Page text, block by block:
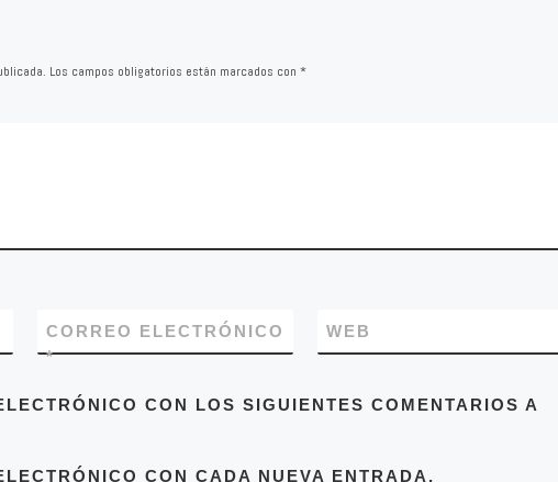
Los campos obligatorios están marcados con *
CORREO ELECTRÓNICO
*
WEB
CON LOS SIGUIENTES COMENTARIOS A
CON CADA NUEVA ENTRADA.